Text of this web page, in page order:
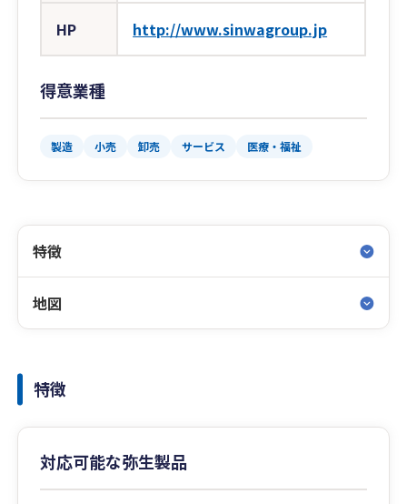
HP http://www.sinwagroup.jp
得意業種
製造 小売 卸売 サービス 医療・福祉
特徴
地図
特徴
対応可能な弥生製品